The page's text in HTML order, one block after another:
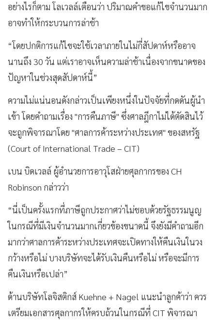
อย่างไรก็ตาม โลเวลล์เตือนว่า ปริมาณคำขอแก้ไขจำนวนมาก
อาจทำให้กระบวนการล่าช้า
“โดยปกติการแก้ไขจะใช้เวลาภายในไม่กี่สัปดาห์หรืออาจ
นานถึง 30 วัน แต่เราอาจเห็นความล่าช้าเนื่องจากขนาดของ
ปัญหาในช่วงสุดสัปดาห์นี้”
ความไม่แน่นอนดังกล่าวเป็นเพียงหนึ่งในปัจจัยที่กดดันผู้นำ
เข้า โดยคำถามเรื่อง "การคืนภาษี" ซึ่งศาลฎีกาไม่ได้ตัดสินไว้
จะถูกพิจารณาโดย "ศาลการค้าระหว่างประเทศ" ของสหรัฐ
(Court of International Trade – CIT)
เบน บิดเวลล์ ผู้อำนวยการอาวุโสฝ่ายศุลกากรของ CH
Robinson กล่าวว่า
“นี่เป็นครั้งแรกที่ภาษีถูกประกาศว่าไม่ชอบด้วยรัฐธรรมนูญ
ในกรณีที่มีเงินจำนวนมากเกี่ยวข้องขนาดนี้ จึงยังมีคำถามอีก
มากว่าศาลการค้าระหว่างประเทศจะเปิดทางให้คืนเงินในวง
กว้างหรือไม่ บางบริษัทจะได้รับเงินคืนหรือไม่ หรือจะมีการ
คืนเงินหรือเปล่า”
ด้านบริษัทโลจิสติกส์ Kuehne + Nagel แนะนำลูกค้าว่า ควร
เตรียมเอกสารศุลกากรให้ครบถ้วนในกรณีที่ CIT พิจารณา